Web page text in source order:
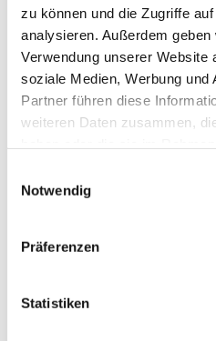
zu können und die Zugriffe
analysieren. Außerdem
Verwendung unserer Website
soziale Medien, Werbung und
Partner führen diese
weiteren Daten zusammen,
Notwendig
Präferenzen
Statistiken